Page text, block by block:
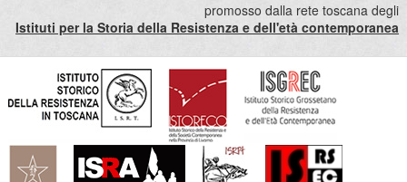
promosso dalla rete toscana degli
Istituti per la Storia della Resistenza e dell'età contemporanea